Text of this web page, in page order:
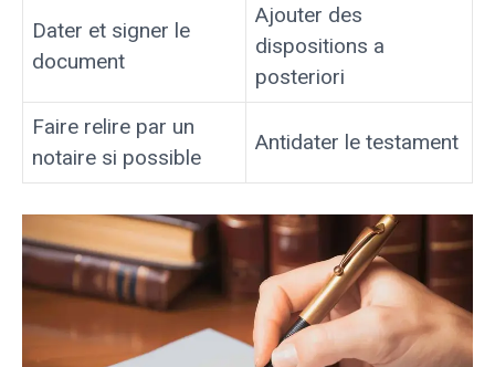
Dater et signer le
document
Ajouter des
dispositions a
posteriori
Faire relire par un
notaire si possible
Antidater le testament